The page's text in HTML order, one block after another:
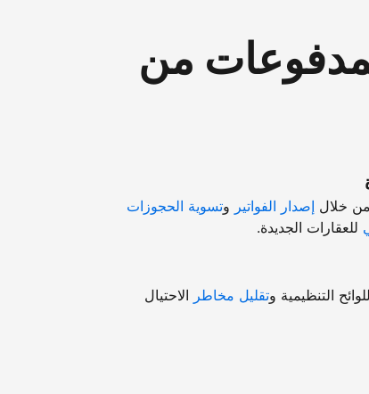
من
من خلال إصدار الفواتير وتسوية الحجوزات
للعقارات الجديدة.
التنظيمية وتقليل مخاطر الاحتيال